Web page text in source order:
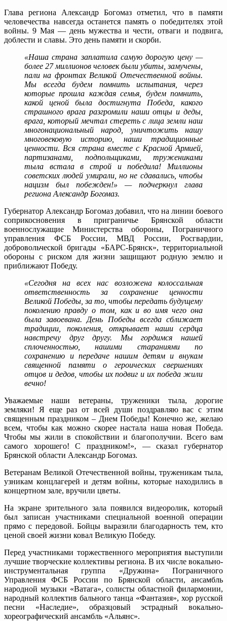
Глава региона Александр Богомаз отметил, что в памяти
человечества навсегда останется память о победителях этой
войны. 9 Мая — день мужества и чести, отваги и подвига,
доблести и славы. Это день памяти и скорби.
«Наша страна заплатила самую дорогую цену —
более 27 миллионов человек были убиты, замучены,
пали на фронтах Великой Отечественной войны.
Мы всегда будем помнить испытания, через
которые прошла каждая семья, будем помнить,
какой ценой была достигнута Победа, какого
страшного врага разгромили наши отцы и деды,
врага, который мечтал стереть с лица земли наш
многонациональный народ, уничтожить нашу
многовековую историю, наши традиционные
ценности. Вся страна вместе с Красной Армией,
партизанами, подпольщиками, тружениками
тыла встала в строй и победила! Миллионы
советских людей умирали, но не сдавались, чтобы
нацизм был побежден!» — подчеркнул глава
региона Александр Богомаз.
Губернатор Александр Богомаз добавил, что на линии боевого
соприкосновения в приграничье Брянской области
военнослужащие Министерства обороны, Пограничного
управления ФСБ России, МВД России, Росгвардии,
добровольческой бригады «БАРС-Брянск», территориальной
обороны с риском для жизни защищают родную землю и
приближают Победу.
«Сегодня на всех нас возложена колоссальная
ответственность за сохранение ценности
Великой Победы, за то, чтобы передать будущему
поколению правду о том, как и во имя чего она
была завоевана. День Победы всегда сближает
традиции, поколения, открывает наши сердца
навстречу друг другу. Мы гордимся нашей
сплоченностью, нашими стараниями по
сохранению и передаче нашим детям и внукам
священной памяти о героических свершениях
отцов и дедов, чтобы их подвиг и их победа жили
вечно!
Уважаемые наши ветераны, труженики тыла, дорогие
земляки! Я еще раз от всей души поздравляю вас с этим
священным праздником – Днем Победы! Конечно же, желаю
всем, чтобы как можно скорее настала наша новая Победа.
Чтобы мы жили в спокойствии и благополучии. Всего вам
самого хорошего! С праздником!», — сказал губернатор
Брянской области Александр Богомаз.
Ветеранам Великой Отечественной войны, труженикам тыла,
узникам концлагерей и детям войны, которые находились в
концертном зале, вручили цветы.
На экране зрительного зала появился видеоролик, который
был записан участниками специальной военной операции
прямо с передовой. Бойцы выразили благодарность тем, кто
ценой своей жизни ковал Великую Победу.
Перед участниками торжественного мероприятия выступили
лучшие творческие коллективы региона. В их числе вокально-
инструментальная группа «Дружина» Пограничного
Управления ФСБ России по Брянской области, ансамбль
народной музыки «Ватага», солисты областной филармонии,
народный коллектив бального танца «Фантазия», хор русской
песни «Наследие», образцовый эстрадный вокально-
хореографический ансамбль «Альянс».